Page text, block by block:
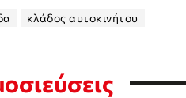
κλάδος αυτοκινήτου